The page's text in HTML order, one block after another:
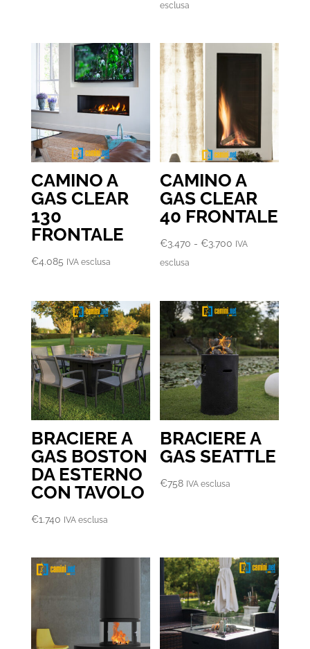
€8.340
esclusa
CAMINO A
GAS CLEAR
130
FRONTALE
€4.085 IVA esclusa
CAMINO A
GAS CLEAR
40 FRONTALE
€3.470 - €3.700 Fascia
€3.470
a
€3.700
IVA
esclusa
BRACIERE A
GAS BOSTON
DA ESTERNO
CON TAVOLO
€1.740 IVA esclusa
BRACIERE A
GAS SEATTLE
€758 IVA esclusa